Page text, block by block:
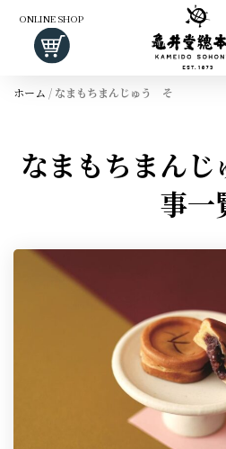
ONLINE SHOP
ホーム / なまもちまんじゅう そ
なまもちまん
事一